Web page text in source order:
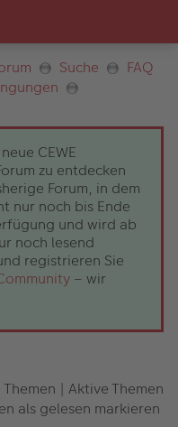
Suche
FAQ
CEWE
zu entdecken
Forum, in dem
nur noch bis Ende
und wird ab
noch lesend
registrieren Sie
– wir
| Aktive Themen
als gelesen markieren